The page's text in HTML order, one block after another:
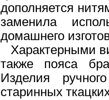
дополняется
заменила
домашнего
Характерными
также пояса
Изделия
старинных